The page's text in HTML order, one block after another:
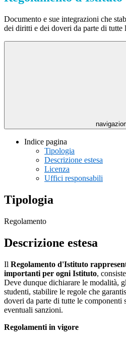
Documento e sue integrazioni che
dei diritti e dei doveri da parte di tutte
Indice pagina
Tipologia
Descrizione estesa
Licenza
Uffici responsabili
Tipologia
Regolamento
Descrizione estesa
Il Regolamento d'Istituto
importanti per ogni Istituto,
Deve dunque dichiarare le modalità,
studenti, stabilire le regole che
doveri da parte di tutte le componenti
eventuali sanzioni.
Regolamenti in vigore